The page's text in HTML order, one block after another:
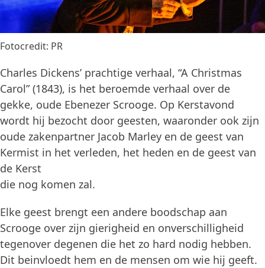
Fotocredit: PR
Charles Dickens’ prachtige verhaal, “A Christmas
Carol” (1843), is het beroemde verhaal over de
gekke, oude Ebenezer Scrooge. Op Kerstavond
wordt hij bezocht door geesten, waaronder ook zijn
oude zakenpartner Jacob Marley en de geest van
Kermist in het verleden, het heden en de geest van
de Kerst
die nog komen zal.
Elke geest brengt een andere boodschap aan
Scrooge over zijn gierigheid en onverschilligheid
tegenover degenen die het zo hard nodig hebben.
Dit beinvloedt hem en de mensen om wie hij geeft.